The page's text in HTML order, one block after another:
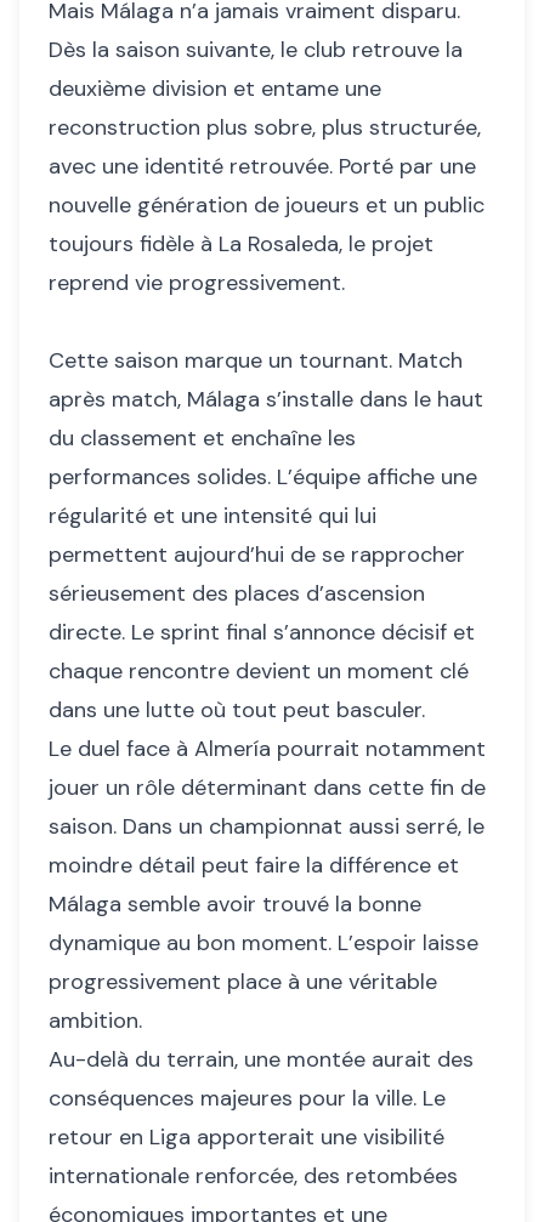
Mais Málaga n’a jamais vraiment disparu.
Dès la saison suivante, le club retrouve la
deuxième division et entame une
reconstruction plus sobre, plus structurée,
avec une identité retrouvée. Porté par une
nouvelle génération de joueurs et un public
toujours fidèle à La Rosaleda, le projet
reprend vie progressivement.
Cette saison marque un tournant. Match
après match, Málaga s’installe dans le haut
du classement et enchaîne les
performances solides. L’équipe affiche une
régularité et une intensité qui lui
permettent aujourd’hui de se rapprocher
sérieusement des places d’ascension
directe. Le sprint final s’annonce décisif et
chaque rencontre devient un moment clé
dans une lutte où tout peut basculer.
Le duel face à Almería pourrait notamment
jouer un rôle déterminant dans cette fin de
saison. Dans un championnat aussi serré, le
moindre détail peut faire la différence et
Málaga semble avoir trouvé la bonne
dynamique au bon moment. L’espoir laisse
progressivement place à une véritable
ambition.
Au-delà du terrain, une montée aurait des
conséquences majeures pour la ville. Le
retour en Liga apporterait une visibilité
internationale renforcée, des retombées
économiques importantes et une